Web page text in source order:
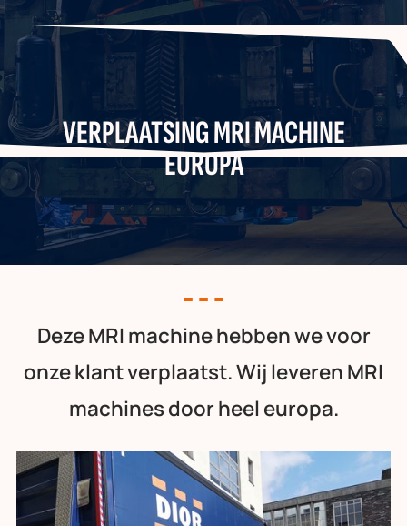
VERPLAATSING MRI MACHINE
EUROPA
Deze MRI machine hebben we voor
onze klant verplaatst. Wij leveren MRI
machines door heel europa.